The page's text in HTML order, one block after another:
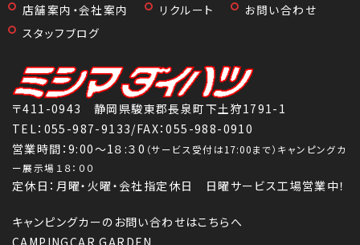
店舗案内・会社案内
リクルート
お問い合わせ
スタッフブログ
〒411-0943 静岡県駿東郡長泉町下土狩1791-1
TEL： 055-987-9133/FAX：055-988-0910
営業時間：9:00～1８:３0 （サービス受付は17:00まで）キャンピングカ
ー展示場１８：００
定休日：月曜・火曜・会社指定休日 日曜サービス工場営業中！
キャンピングカーのお問い合わせはこちらへ
CAMPINGCAR GARDEN